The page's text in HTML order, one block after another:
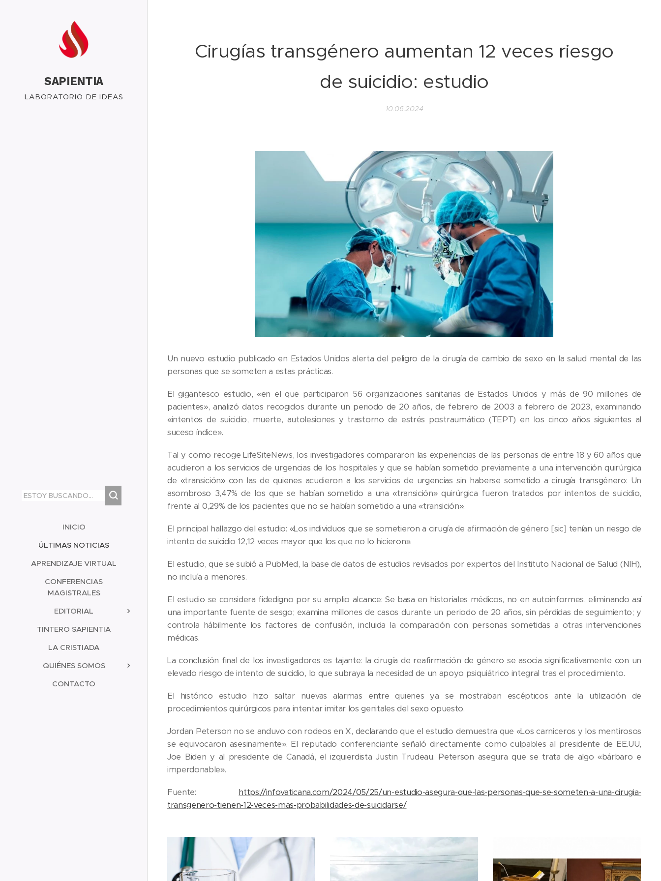
SAPIENTIA
LABORATORIO DE IDEAS
INICIO
ÚLTIMAS NOTICIAS
APRENDIZAJE VIRTUAL
CONFERENCIAS
MAGISTRALES
EDITORIAL
TINTERO SAPIENTIA
LA CRISTIADA
QUIÉNES SOMOS
CONTACTO
Cirugías transgénero aumentan 12 veces riesgo
de suicidio: estudio
10.06.2024
Un nuevo estudio publicado en Estados Unidos alerta del peligro de la cirugía de cambio de sexo en la salud mental de las
personas que se someten a estas prácticas.
El gigantesco estudio, «en el que participaron 56 organizaciones sanitarias de Estados Unidos y más de 90 millones de
pacientes», analizó datos recogidos durante un periodo de 20 años, de febrero de 2003 a febrero de 2023, examinando
«intentos de suicidio, muerte, autolesiones y trastorno de estrés postraumático (TEPT) en los cinco años siguientes al
suceso índice».
Tal y como recoge LifeSiteNews, los investigadores compararon las experiencias de las personas de entre 18 y 60 años que
acudieron a los servicios de urgencias de los hospitales y que se habían sometido previamente a una intervención quirúrgica
de «transición» con las de quienes acudieron a los servicios de urgencias sin haberse sometido a cirugía transgénero: Un
asombroso 3,47% de los que se habían sometido a una «transición» quirúrgica fueron tratados por intentos de suicidio,
frente al 0,29% de los pacientes que no se habían sometido a una «transición».
El principal hallazgo del estudio: «Los individuos que se sometieron a cirugía de afirmación de género [sic] tenían un riesgo de
intento de suicidio 12,12 veces mayor que los que no lo hicieron».
El estudio, que se subió a PubMed, la base de datos de estudios revisados por expertos del Instituto Nacional de Salud (NIH),
no incluía a menores.
El estudio se considera fidedigno por su amplio alcance: Se basa en historiales médicos, no en autoinformes, eliminando así
una importante fuente de sesgo; examina millones de casos durante un periodo de 20 años, sin pérdidas de seguimiento; y
controla hábilmente los factores de confusión, incluida la comparación con personas sometidas a otras intervenciones
médicas.
La conclusión final de los investigadores es tajante: la cirugía de reafirmación de género se asocia significativamente con un
elevado riesgo de intento de suicidio, lo que subraya la necesidad de un apoyo psiquiátrico integral tras el procedimiento.
El histórico estudio hizo saltar nuevas alarmas entre quienes ya se mostraban escépticos ante la utilización de
procedimientos quirúrgicos para intentar imitar los genitales del sexo opuesto.
Jordan Peterson no se anduvo con rodeos en X, declarando que el estudio demuestra que «Los carniceros y los mentirosos
se equivocaron asesinamente». El reputado conferenciante señaló directamente como culpables al presidente de EE.UU,
Joe Biden y al presidente de Canadá, el izquierdista Justin Trudeau. Peterson asegura que se trata de algo «bárbaro e
imperdonable».
Fuente: https://infovaticana.com/2024/05/25/un-estudio-asegura-que-las-personas-que-se-someten-a-una-cirugia-
transgenero-tienen-12-veces-mas-probabilidades-de-suicidarse/